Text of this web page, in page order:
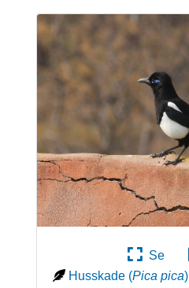
Se
Husskade (Pica pica)